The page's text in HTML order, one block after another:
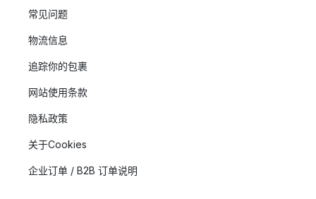
常见问题
物流信息
追踪你的包裹
网站使用条款
隐私政策
关于Cookies
企业订单 / B2B 订单说明